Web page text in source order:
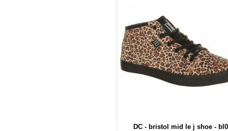
DC - bristol mid le j shoe - bl0